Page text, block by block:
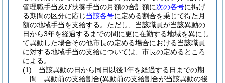
管理職手当及び扶養手当の月額の合計額に次の各号に掲げ
る期間の区分に応じ当該各号に定める割合を乗じて得た月
額の地域手当を支給する。 ただし、当該職員が当該異動の
日から3年を経過するまでの間に更に在勤する地域を異にし
て異動した場合その他市長の定める場合における当該職員
に対する地域手当の支給については、市長の定めるところ
による。
(1)
当該異動の日から同日以後1年を経過する日までの期
間 異動前の支給割合(異動前の支給割合が当該異動の後